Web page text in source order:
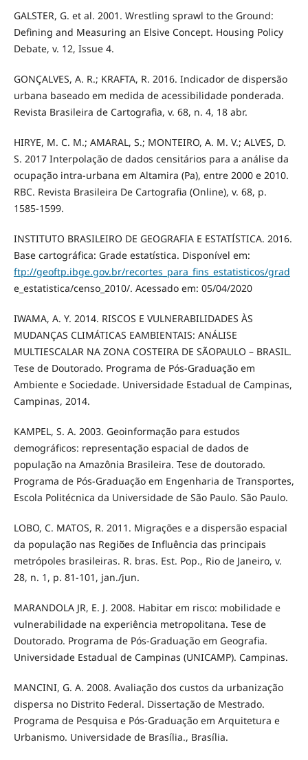
GALSTER, G. et al. 2001. Wrestling sprawl to the Ground:
Defining and Measuring an Elsive Concept. Housing Policy
Debate, v. 12, Issue 4.
GONÇALVES, A. R.; KRAFTA, R. 2016. Indicador de dispersão
urbana baseado em medida de acessibilidade ponderada.
Revista Brasileira de Cartografia, v. 68, n. 4, 18 abr.
HIRYE, M. C. M.; AMARAL, S.; MONTEIRO, A. M. V.; ALVES, D.
S. 2017 Interpolação de dados censitários para a análise da
ocupação intra-urbana em Altamira (Pa), entre 2000 e 2010.
RBC. Revista Brasileira De Cartografia (Online), v. 68, p.
1585-1599.
INSTITUTO BRASILEIRO DE GEOGRAFIA E ESTATÍSTICA. 2016.
Base cartográfica: Grade estatística. Disponível em:
ftp://geoftp.ibge.gov.br/recortes_para_fins_estatisticos/grad
e_estatistica/censo_2010/. Acessado em: 05/04/2020
IWAMA, A. Y. 2014. RISCOS E VULNERABILIDADES ÀS
MUDANÇAS CLIMÁTICAS EAMBIENTAIS: ANÁLISE
MULTIESCALAR NA ZONA COSTEIRA DE SÃOPAULO – BRASIL.
Tese de Doutorado. Programa de Pós-Graduação em
Ambiente e Sociedade. Universidade Estadual de Campinas,
Campinas, 2014.
KAMPEL, S. A. 2003. Geoinformação para estudos
demográficos: representação espacial de dados de
população na Amazônia Brasileira. Tese de doutorado.
Programa de Pós-Graduação em Engenharia de Transportes,
Escola Politécnica da Universidade de São Paulo. São Paulo.
LOBO, C. MATOS, R. 2011. Migrações e a dispersão espacial
da população nas Regiões de Influência das principais
metrópoles brasileiras. R. bras. Est. Pop., Rio de Janeiro, v.
28, n. 1, p. 81-101, jan./jun.
MARANDOLA JR, E. J. 2008. Habitar em risco: mobilidade e
vulnerabilidade na experiência metropolitana. Tese de
Doutorado. Programa de Pós-Graduação em Geografia.
Universidade Estadual de Campinas (UNICAMP). Campinas.
MANCINI, G. A. 2008. Avaliação dos custos da urbanização
dispersa no Distrito Federal. Dissertação de Mestrado.
Programa de Pesquisa e Pós-Graduação em Arquitetura e
Urbanismo. Universidade de Brasília., Brasília.